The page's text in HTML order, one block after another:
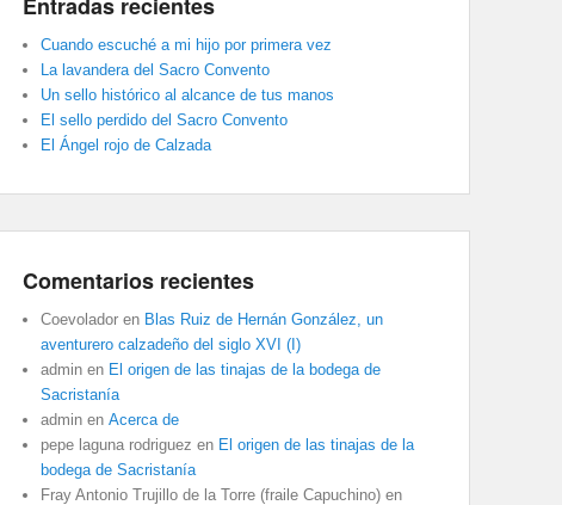
Cuando escuché a mi hijo por primera vez
La lavandera del Sacro Convento
Un sello histórico al alcance de tus manos
El sello perdido del Sacro Convento
El Ángel rojo de Calzada
Comentarios recientes
Coevolador en Blas Ruiz de Hernán González, un
aventurero calzadeño del siglo XVI (I)
admin en El origen de las tinajas de la bodega de
Sacristanía
admin en Acerca de
pepe laguna rodriguez en El origen de las tinajas de la
bodega de Sacristanía
Fray Antonio Trujillo de la Torre (fraile Capuchino) en